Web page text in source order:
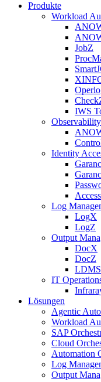
Produkte
Workload
JobZ
IWS
Identity
Access
Log
LogX
LogZ
Output
DocX
DocZ
IT
Lösungen
Agentic
Workload
SAP
Cloud
Automation
Log
Output